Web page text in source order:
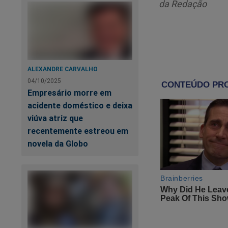
ALEXANDRE CARVALHO
04/10/2025
Empresário morre em
acidente doméstico e deixa
viúva atriz que
recentemente estreou em
novela da Globo
no Brasil, com
“Todos
fosse,
passou de
A
da Redação